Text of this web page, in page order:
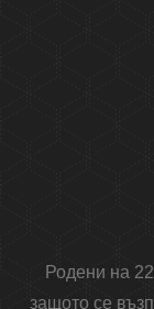
Родени на
защото се